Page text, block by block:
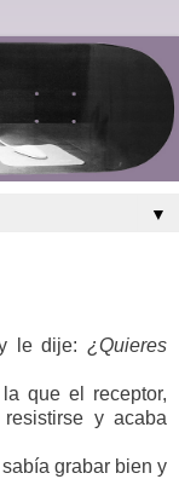
▼
y le dije:¿Quieres
que el receptor,
y acaba
sabía grabar bien y